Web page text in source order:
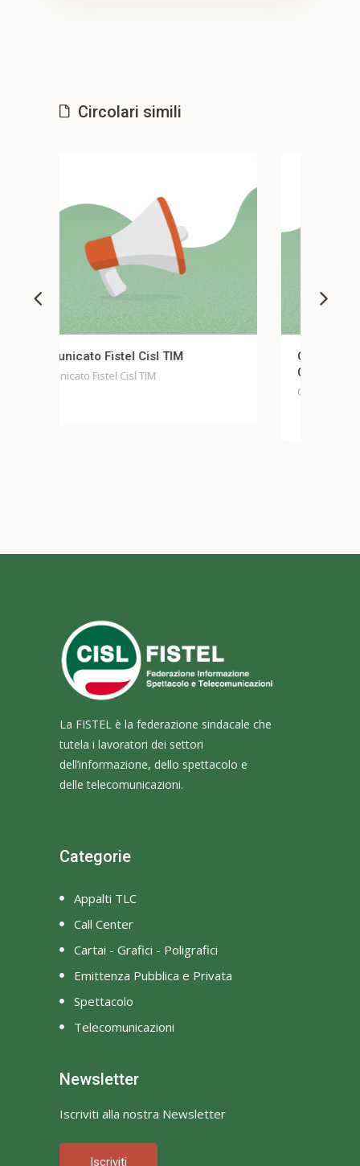
Circolari simili
Comunicato stampa unitario Fondo
Casella
Comunicato stampa unitario Fondo Casella
La FISTEL è la federazione sindacale che
tutela i lavoratori dei settori
dell’informazione, dello spettacolo e
delle telecomunicazioni.
Categorie
Appalti TLC
Call Center
Cartai - Grafici - Poligrafici
Emittenza Pubblica e Privata
Spettacolo
Telecomunicazioni
Newsletter
Iscriviti alla nostra Newsletter
Iscriviti